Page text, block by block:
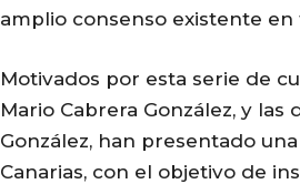
amplio consenso existente
Motivados por esta serie de
Mario Cabrera González, y las
González, han presentado
Canarias, con el objetivo de